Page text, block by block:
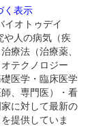
く表示
イオトゥデイ
や人の病気（疾
療法（治療薬、
テクノロジー
医学・臨床医学
、専門医）・看
に対して最新の
提供していま